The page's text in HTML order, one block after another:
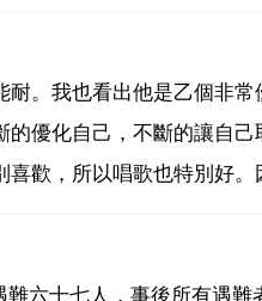
。我也看出他是乙個非常
優化自己，不斷的讓自己
歡，所以唱歌也特別好。
六十七人，事後所有遇難